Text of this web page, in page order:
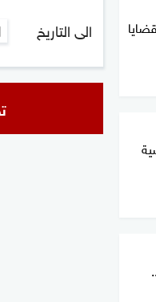
الى التاريخ